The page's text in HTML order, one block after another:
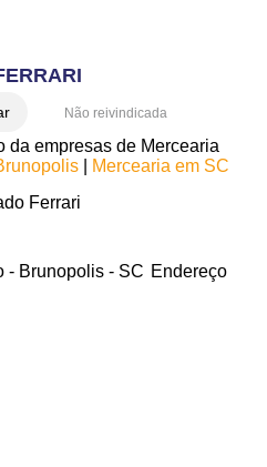
Não reivindicada
da empresas de Mercearia
|
Mercearia em SC
Ferrari
- Brunopolis - SC Endereço